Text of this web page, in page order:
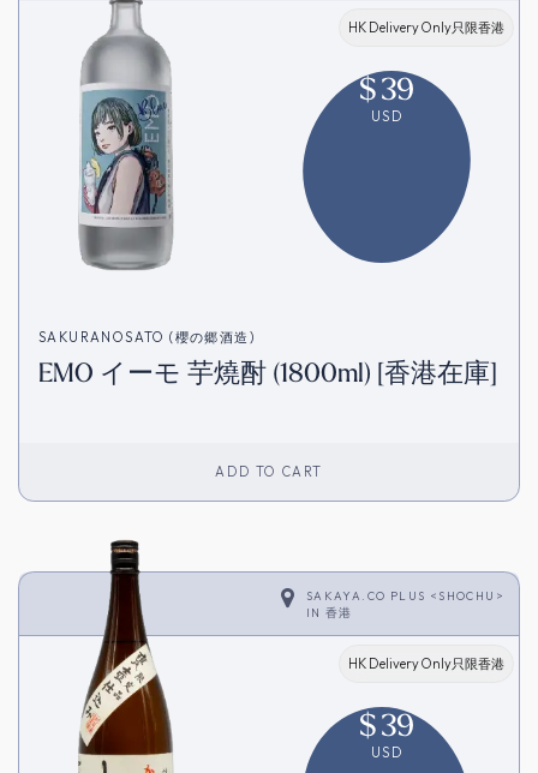
HK Delivery Only只限香港
$39
USD
SAKURANOSATO (櫻の郷酒造)
EMO イーモ 芋燒酎 (1800ml) [香港在庫]
ADD TO CART
SAKAYA.CO PLUS <SHOCHU>
IN 香港
HK Delivery Only只限香港
$39
USD